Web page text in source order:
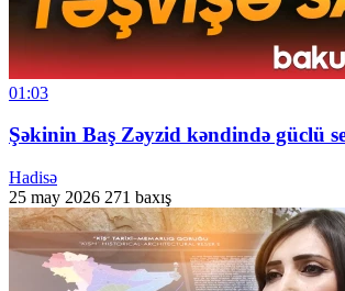
01:03
Şəkinin Baş Zəyzid kəndində güclü
Hadisə
25 may 2026 271 baxış